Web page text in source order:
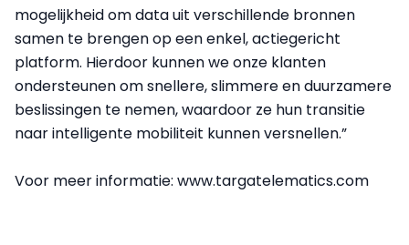
mogelijkheid om data uit verschillende bronnen
samen te brengen op een enkel, actiegericht
platform. Hierdoor kunnen we onze klanten
ondersteunen om snellere, slimmere en duurzamere
beslissingen te nemen, waardoor ze hun transitie
naar intelligente mobiliteit kunnen versnellen.”
Voor meer informatie: www.targatelematics.com